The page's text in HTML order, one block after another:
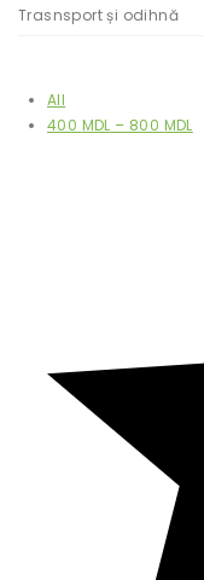
Trasnsport și odihnă
All
400 MDL – 800 MDL